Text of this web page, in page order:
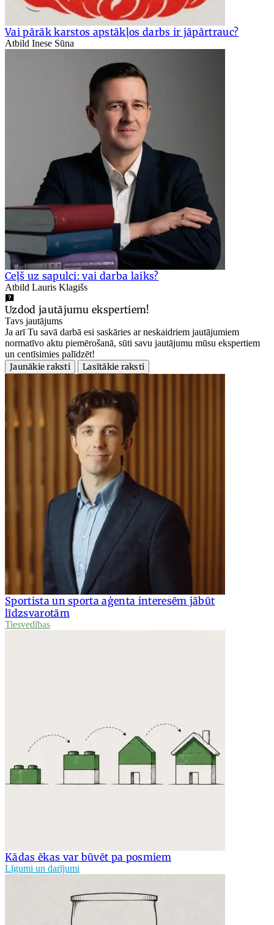
Vai pārāk karstos apstākļos darbs ir jāpārtrauc?
Atbild Inese Sūna
Ceļš uz sapulci: vai darba laiks?
Atbild Lauris Klagišs
Uzdod jautājumu ekspertiem!
Tavs jautājums
Ja arī Tu savā darbā esi saskāries ar neskaidriem jautājumiem
normatīvo aktu piemērošanā, sūti savu jautājumu mūsu ekspertiem
un centīsimies palīdzēt!
Jaunākie raksti
Lasītākie raksti
Sportista un sporta aģenta interesēm jābūt
līdzsvarotām
Tiesvedības
Kādas ēkas var būvēt pa posmiem
Līgumi un darījumi